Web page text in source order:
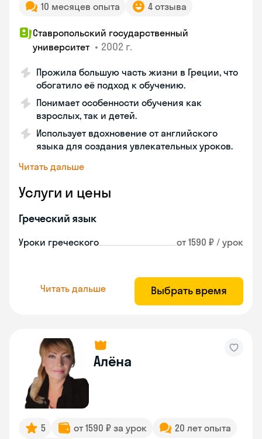
10 месяцев опыта
4 отзыва
Ставропольский государственный
университет • 2002 г.
Прожила большую часть жизни в Греции, что
обогатило её подход к обучению.
Понимает особенности обучения как
взрослых, так и детей.
Использует вдохновение от английского
языка для создания увлекательных уроков.
Читать дальше
Услуги и цены
Греческий язык
Уроки греческого от 1590 ₽ / урок
Читать дальше Выбрать время
Алёна
5 от 1590 ₽ за урок
20 лет опыта